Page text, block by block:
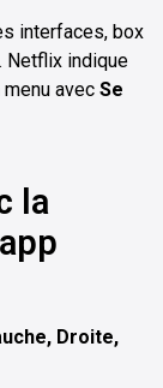
interfaces, box
Netflix indique
avec Se
la
Droite,